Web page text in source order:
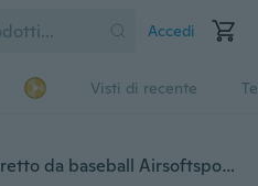
Accedi
Visti di recente
US Air Force One Mens Berretto da baseball Airsoftsports Cappellini tattici Cappelli snapback militari di alta qualità con sigillo navy all'aperto per adulti